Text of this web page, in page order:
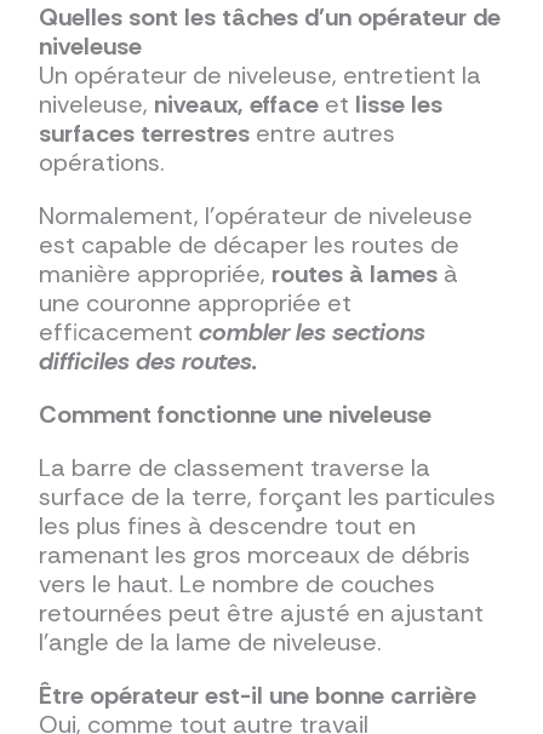
Quelles sont les tâches d'un opérateur de
niveleuse
Un opérateur de niveleuse, entretient la
niveleuse, niveaux, efface et lisse les
surfaces terrestres entre autres
opérations.
Normalement, l'opérateur de niveleuse
est capable de décaper les routes de
manière appropriée, routes à lames à
une couronne appropriée et
efficacementcombler les sections
difficiles des routes.
Comment fonctionne une niveleuse
La barre de classement traverse la
surface de la terre, forçant les particules
les plus fines à descendre tout en
ramenant les gros morceaux de débris
vers le haut. Le nombre de couches
retournées peut être ajusté en ajustant
l’angle de la lame de niveleuse.
Être opérateur est-il une bonne carrière
Oui, comme tout autre travail